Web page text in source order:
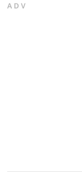
ADV